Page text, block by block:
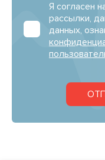
Я согласен
рассылки,
данных,